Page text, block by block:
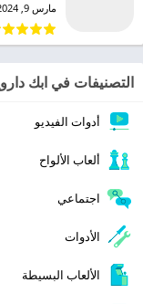
مارس 9, 2024
التصنيفات في ابك
أدوات الفيديو
ألعاب الألواح
اجتماعي
الأدوات
الألعاب البسيطة